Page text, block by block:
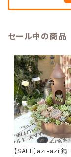
セール中の商品
【SALE】azi-azi 錆